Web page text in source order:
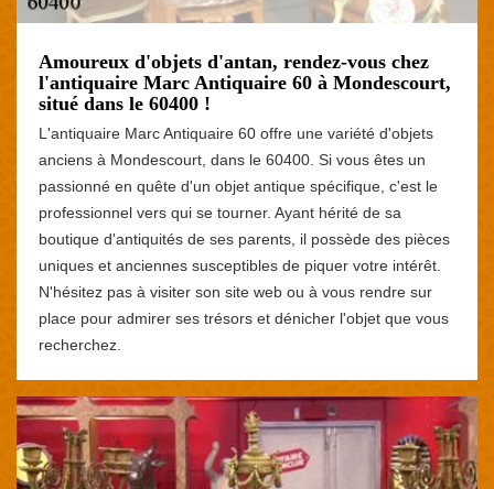
Amoureux d'objets d'antan, rendez-vous chez
l'antiquaire Marc Antiquaire 60 à Mondescourt,
situé dans le 60400 !
L'antiquaire Marc Antiquaire 60 offre une variété d'objets
anciens à Mondescourt, dans le 60400. Si vous êtes un
passionné en quête d'un objet antique spécifique, c'est le
professionnel vers qui se tourner. Ayant hérité de sa
boutique d'antiquités de ses parents, il possède des pièces
uniques et anciennes susceptibles de piquer votre intérêt.
N'hésitez pas à visiter son site web ou à vous rendre sur
place pour admirer ses trésors et dénicher l'objet que vous
recherchez.